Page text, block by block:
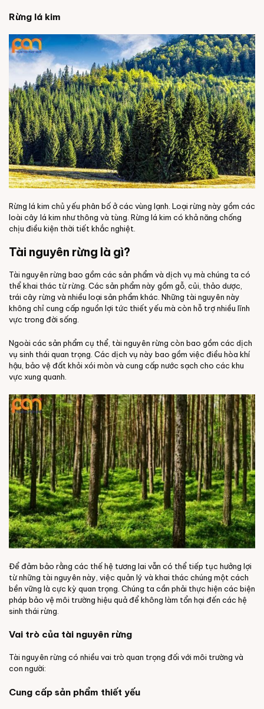
Rừng lá kim
Rừng lá kim chủ yếu phân bố ở các vùng lạnh. Loại rừng này gồm các
loài cây lá kim như thông và tùng. Rừng lá kim có khả năng chống
chịu điều kiện thời tiết khắc nghiệt.
Tài nguyên rừng là gì?
Tài nguyên rừng bao gồm các sản phẩm và dịch vụ mà chúng ta có
thể khai thác từ rừng. Các sản phẩm này gồm gỗ, củi, thảo dược,
trái cây rừng và nhiều loại sản phẩm khác. Những tài nguyên này
không chỉ cung cấp nguồn lợi tức thiết yếu mà còn hỗ trợ nhiều lĩnh
vực trong đời sống.
Ngoài các sản phẩm cụ thể, tài nguyên rừng còn bao gồm các dịch
vụ sinh thái quan trọng. Các dịch vụ này bao gồm việc điều hòa khí
hậu, bảo vệ đất khỏi xói mòn và cung cấp nước sạch cho các khu
vực xung quanh.
Để đảm bảo rằng các thế hệ tương lai vẫn có thể tiếp tục hưởng lợi
từ những tài nguyên này, việc quản lý và khai thác chúng một cách
bền vững là cực kỳ quan trọng. Chúng ta cần phải thực hiện các biện
pháp bảo vệ môi trường hiệu quả để không làm tổn hại đến các hệ
sinh thái rừng.
Vai trò của tài nguyên rừng
Tài nguyên rừng có nhiều vai trò quan trọng đối với môi trường và
con người:
Cung cấp sản phẩm thiết yếu